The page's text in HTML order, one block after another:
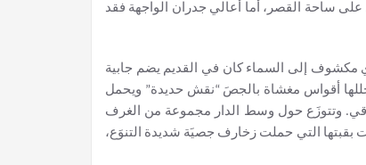
ساحة القصر، أما أعالي جدران الواجهة فقد
مكشوف إلى السماء كان في القديم يضم جابية
أقواس مغشاة بالجصَ “نقش حديدة” ويحمل
وتتوزَع حول وسط الدار مجموعة من الغرف
بقبتها التي حملت زخارف جصيَة شديدة التنوَع،